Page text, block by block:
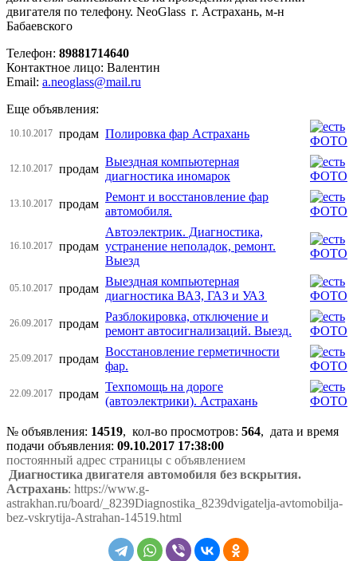
двигателя по телефону. NeoGlass г. Астрахань, м-н
Бабаевского
Телефон: 89881714640
Контактное лицо: Валентин
Email: a.neoglass@mail.ru
Еще объявления:
10.10.2017 продам Полировка фар Астрахань
12.10.2017 продам
Выездная компьютерная
диагностика иномарок
13.10.2017 продам
Ремонт и восстановление фар
автомобиля.
16.10.2017 продам
Автоэлектрик. Диагностика,
устранение неполадок, ремонт.
Выезд
05.10.2017 продам
Выездная компьютерная
диагностика ВАЗ, ГАЗ и УАЗ
26.09.2017 продам
Разблокировка, отключение и
ремонт автосигнализаций. Выезд.
25.09.2017 продам
Восстановление герметичности
фар.
22.09.2017 продам
Техпомощь на дороге
(автоэлектрики). Астрахань
№ объявления: 14519, кол-во просмотров: 564, дата и время
подачи объявления: 09.10.2017 17:38:00
постоянный адрес страницы с объявлением
Диагностика двигателя автомобиля без вскрытия.
Астрахань: https://www.g-
astrakhan.ru/board/_8239Diagnostika_8239dvigatelja-avtomobilja-
bez-vskrytija-Astrahan-14519.html